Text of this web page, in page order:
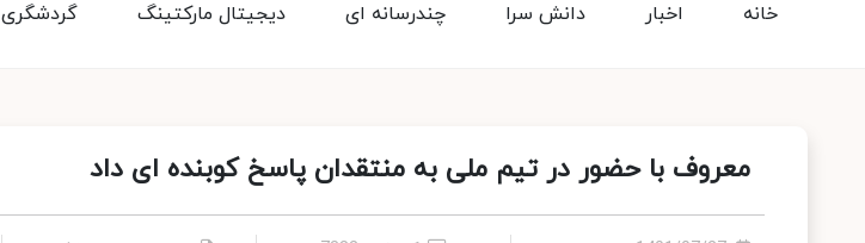
گردشگری دیجیتال مارکتینگ چندرسانه ای دانش سرا اخبار خانه
معروف با حضور در تیم ملی به منتقدان پاسخ کوبنده ای داد